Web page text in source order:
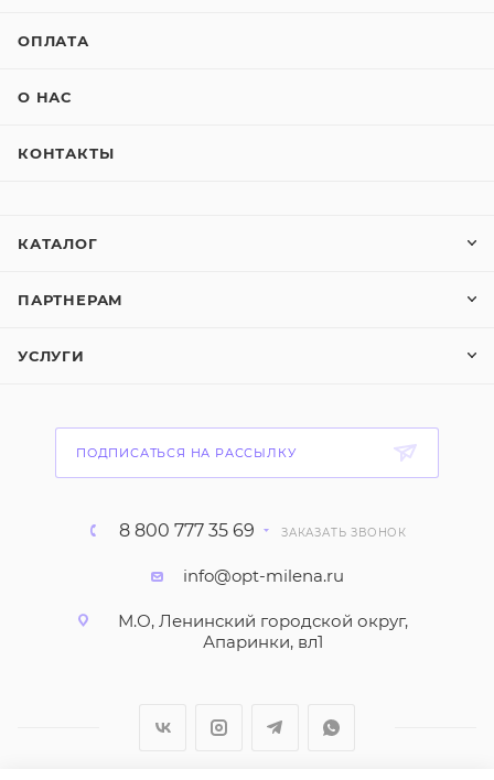
ОПЛАТА
О НАС
КОНТАКТЫ
КАТАЛОГ
ПАРТНЕРАМ
УСЛУГИ
ПОДПИСАТЬСЯ НА РАССЫЛКУ
8 800 777 35 69 ЗАКАЗАТЬ ЗВОНОК
info@opt-milena.ru
М.О, Ленинский городской округ,
Апаринки, вл1